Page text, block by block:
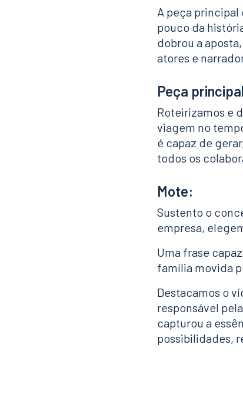
A peça
pouco da
dobrou a
atores e
Peça
Roteirizamos e
viagem no
é capaz de
todos os
Mote:
Sustento o
empresa,
Uma frase
família movida
Destacamos o
responsável
capturou a
possibilidades,